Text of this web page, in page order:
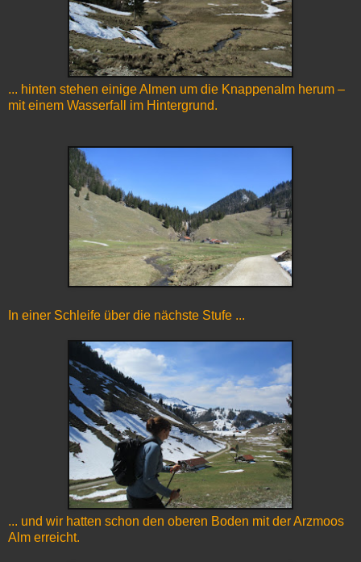
... hinten stehen einige Almen um die Knappenalm herum –
mit einem Wasserfall im Hintergrund.
In einer Schleife über die nächste Stufe ...
... und wir hatten schon den oberen Boden mit der Arzmoos
Alm erreicht.